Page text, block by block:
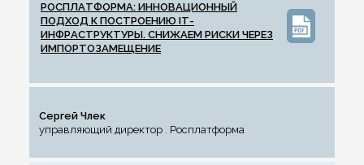
РОСПЛАТФОРМА: ИННОВАЦИОННЫЙ
ПОДХОД К ПОСТРОЕНИЮ IT-
ИНФРАСТРУКТУРЫ. СНИЖАЕМ РИСКИ ЧЕРЕЗ
ИМПОРТОЗАМЕЩЕНИЕ
Сергей Члек
управляющий директор . Росплатформа